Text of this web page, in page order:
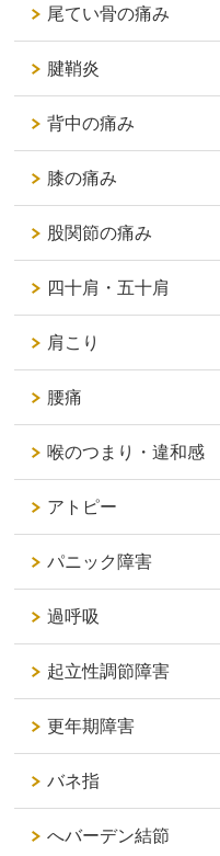
尾てい骨の痛み
腱鞘炎
背中の痛み
膝の痛み
股関節の痛み
四十肩・五十肩
肩こり
腰痛
喉のつまり・違和感
アトピー
パニック障害
過呼吸
起立性調節障害
更年期障害
バネ指
へバーデン結節